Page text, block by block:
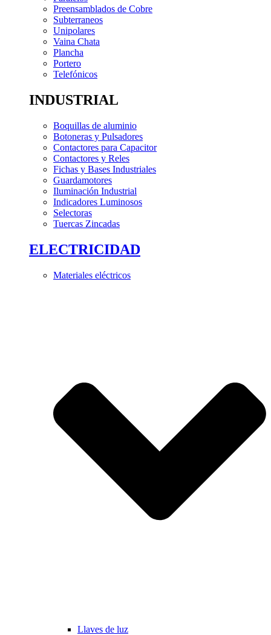
Preensamblados de Cobre
Subterraneos
Unipolares
Vaina Chata
Plancha
Portero
Telefónicos
INDUSTRIAL
Boquillas de aluminio
Botoneras y Pulsadores
Contactores para Capacitor
Contactores y Reles
Fichas y Bases Industriales
Guardamotores
Iluminación Industrial
Indicadores Luminosos
Selectoras
Tuercas Zincadas
ELECTRICIDAD
Materiales eléctricos
Llaves de luz